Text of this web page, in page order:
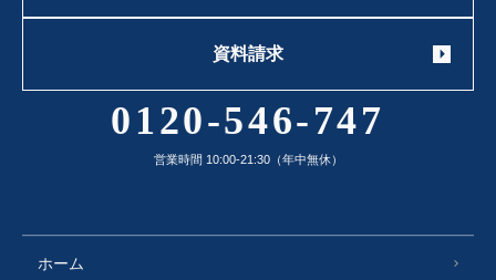
ホーム
資料請求
0120-546-747
営業時間 10:00-21:30（年中無休）